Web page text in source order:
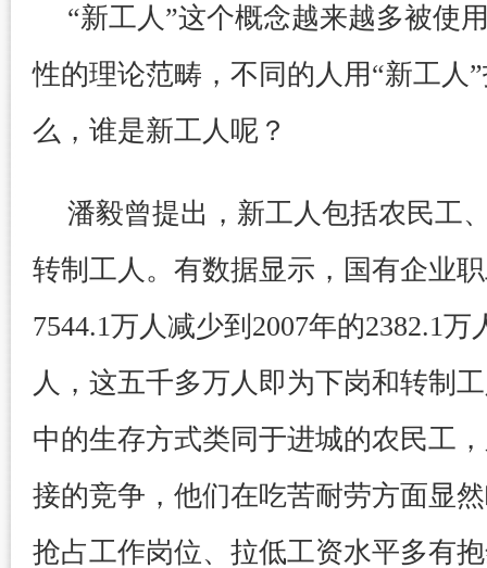
“新工人”这个概念越来越多被使
性的理论范畴，不同的人用“新工人
么，谁是新工人呢？
潘毅曾提出，新工人包括农民工
转制工人。有数据显示，国有企业
7544.1万人减少到2007年的2382.1万
人，这五千多万人即为下岗和转制
中的生存方式类同于进城的农民工
接的竞争，他们在吃苦耐劳方面显
抢占工作岗位、拉低工资水平多有